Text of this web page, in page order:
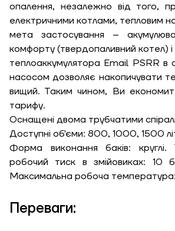
опалення, незалежно від того,
електричними котлами, тепловим
мета застосування –
комфорту (твердопаливний котел)
теплоаккумулятора Email PSRR
насосом дозволяє накопичувати
вищий. Таким чином, Ви
тарифу.
Оснащені двома трубчатими
Доступні об'єми: 800, 1000, 1500
Форма виконання баків: круглі.
робочий тиск в змійовиках:
Максимальна робоча
Переваги: